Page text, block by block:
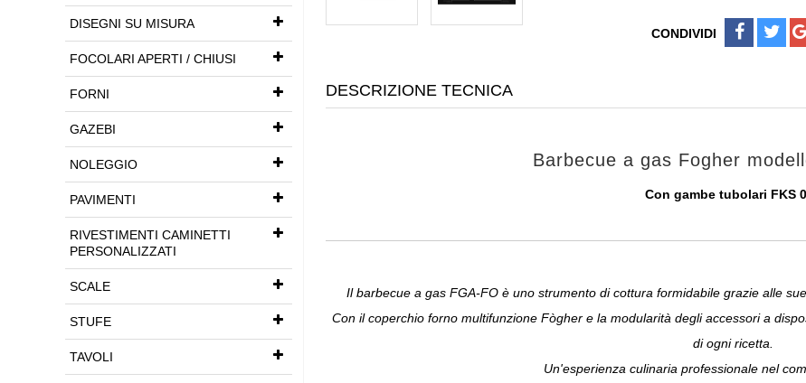
DISEGNI SU MISURA
FOCOLARI APERTI / CHIUSI
FORNI
GAZEBI
NOLEGGIO
PAVIMENTI
RIVESTIMENTI CAMINETTI
PERSONALIZZATI
SCALE
STUFE
TAVOLI
CONDIVIDI
DESCRIZIONE TECNICA
Barbecue a gas Fogher
Con gambe tubolari FKS
Il barbecue a gas FGA-FO è uno strumento di cottura formidabile grazie alle
Con il coperchio forno multifunzione Fògher e la modularità degli accessori a
di ogni ricetta.
Un'esperienza culinaria professionale nel